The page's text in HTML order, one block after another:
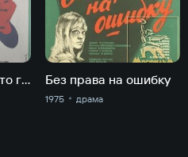
Киноальманах "Сто грамм" для храбрости". Какая наглость Без права на ошибку
1975 драма